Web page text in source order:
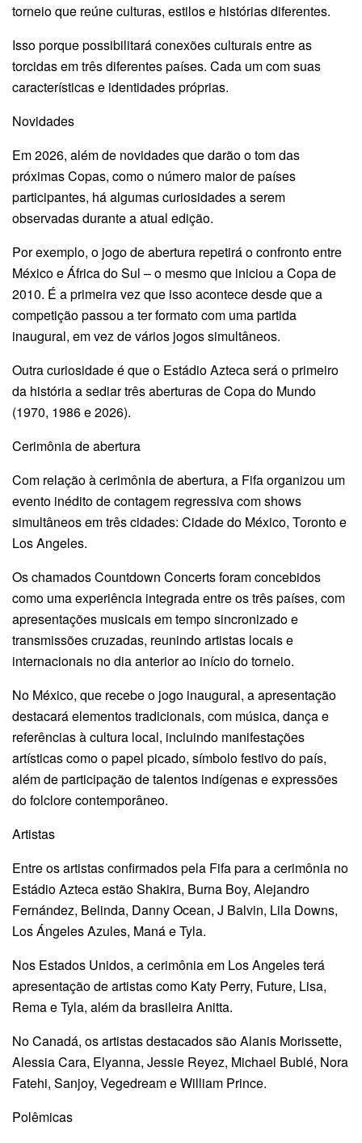
torneio que reúne culturas, estilos e histórias diferentes.
Isso porque possibilitará conexões culturais entre as
torcidas em três diferentes países. Cada um com suas
características e identidades próprias.
Novidades
Em 2026, além de novidades que darão o tom das
próximas Copas, como o número maior de países
participantes, há algumas curiosidades a serem
observadas durante a atual edição.
Por exemplo, o jogo de abertura repetirá o confronto entre
México e África do Sul – o mesmo que iniciou a Copa de
2010. É a primeira vez que isso acontece desde que a
competição passou a ter formato com uma partida
inaugural, em vez de vários jogos simultâneos.
Outra curiosidade é que o Estádio Azteca será o primeiro
da história a sediar três aberturas de Copa do Mundo
(1970, 1986 e 2026).
Cerimônia de abertura
Com relação à cerimônia de abertura, a Fifa organizou um
evento inédito de contagem regressiva com shows
simultâneos em três cidades: Cidade do México, Toronto e
Los Angeles.
Os chamados Countdown Concerts foram concebidos
como uma experiência integrada entre os três países, com
apresentações musicais em tempo sincronizado e
transmissões cruzadas, reunindo artistas locais e
internacionais no dia anterior ao início do torneio.
No México, que recebe o jogo inaugural, a apresentação
destacará elementos tradicionais, com música, dança e
referências à cultura local, incluindo manifestações
artísticas como o papel picado, símbolo festivo do país,
além de participação de talentos indígenas e expressões
do folclore contemporâneo.
Artistas
Entre os artistas confirmados pela Fifa para a cerimônia no
Estádio Azteca estão Shakira, Burna Boy, Alejandro
Fernández, Belinda, Danny Ocean, J Balvin, Lila Downs,
Los Ángeles Azules, Maná e Tyla.
Nos Estados Unidos, a cerimônia em Los Angeles terá
apresentação de artistas como Katy Perry, Future, Lisa,
Rema e Tyla, além da brasileira Anitta.
No Canadá, os artistas destacados são Alanis Morissette,
Alessia Cara, Elyanna, Jessie Reyez, Michael Bublé, Nora
Fatehi, Sanjoy, Vegedream e William Prince.
Polêmicas